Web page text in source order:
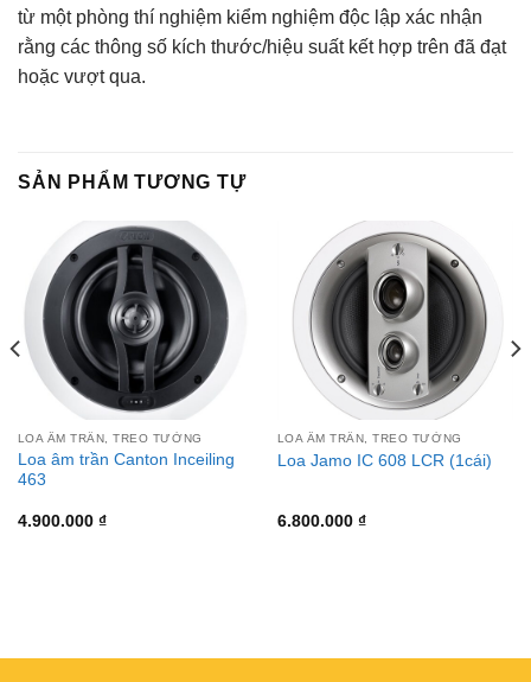
từ một phòng thí nghiệm kiểm nghiệm độc lập xác nhận
rằng các thông số kích thước/hiệu suất kết hợp trên đã đạt
hoặc vượt qua.
SẢN PHẨM TƯƠNG TỰ
LOA ÂM TRẦN, TREO TƯỜNG
Loa âm trần Canton Inceiling
463
4.900.000 ₫
LOA ÂM TRẦN, TREO TƯỜNG
Loa Jamo IC 608 LCR (1cái)
6.800.000 ₫